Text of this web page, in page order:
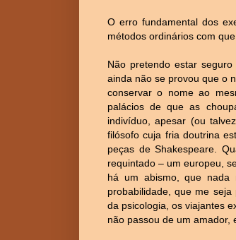
O erro fundamental dos
métodos ordinários com
Não pretendo estar
ainda não se provou que o
conservar o nome ao
palácios de que as
indivíduo, apesar (ou
filósofo cuja fria doutrina
peças de Shakespeare.
requintado – um europeu,
há um abismo, que nada
probabilidade, que me
da psicologia, os viajantes
não passou de um amador,